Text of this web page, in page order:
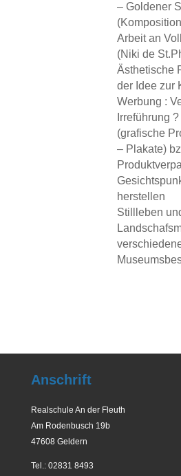
– Goldener
Arbeit an
(Niki de
Ästhetische
der Idee zur
Werbung :
Irreführung ?
(grafische
– Plakate)
herstellen
Stillleben
Anschrift
Realschule An der Fleuth
Am Rodenbusch 19b
47608 Geldern
Tel.: 02831 8493